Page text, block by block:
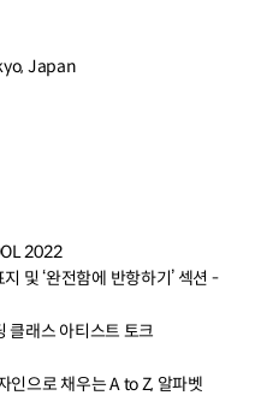
Japan
2022
및 ‘완전함에 반항하기’ 섹션 -
클래스 아티스트 토크
인으로 채우는 A to Z, 알파벳